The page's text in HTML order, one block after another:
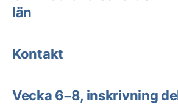
län
Kontakt
Vecka 6–8, inskrivning